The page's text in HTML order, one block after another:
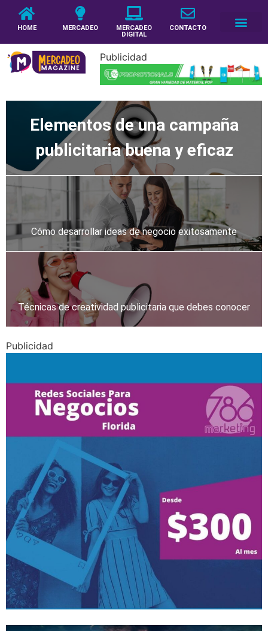
HOME MERCADEO
MERCADEO
DIGITAL
CONTACTO
Publicidad
Elementos de una campaña
publicitaria buena y eficaz
Cómo desarrollar ideas de negocio exitosamente
Técnicas de creatividad publicitaria que debes conocer
Publicidad